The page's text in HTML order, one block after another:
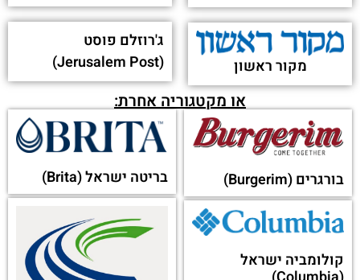
The Blogs: Cartoon – War Etiquette – For Israel
Only - The Times of Israel
פורסם בתאריך 19-12-2023
יש משהו שפספסת?
מחפש לקבל שירות לקוחות
מחברה אחרת?
מאותה קטגוריה: